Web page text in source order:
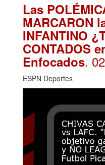
Las
MARCARON
INFANTINO
CONTADOS
Enfocados.
ESPN Deportes